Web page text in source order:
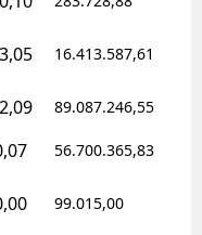
16.413.587,61
89.087.246,55
56.700.365,83
99.015,00